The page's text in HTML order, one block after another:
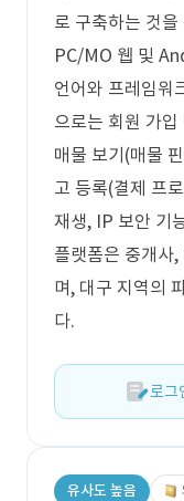
로 구축하는 것
PC/MO 웹 및
언어와 프레임워
으로는 회원 가
매물 보기(매물
고 등록(결제 프
재생, IP 보안 기
플랫폼은 중개사
며, 대구 지역의
다.
로그
유사도 높음